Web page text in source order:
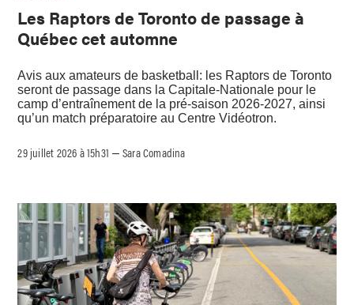
Les Raptors de Toronto de passage à
Québec cet automne
Avis aux amateurs de basketball: les Raptors de Toronto
seront de passage dans la Capitale-Nationale pour le
camp d’entraînement de la pré-saison 2026-2027, ainsi
qu’un match préparatoire au Centre Vidéotron.
29 juillet 2026 à 15h31 –Sara Comadina